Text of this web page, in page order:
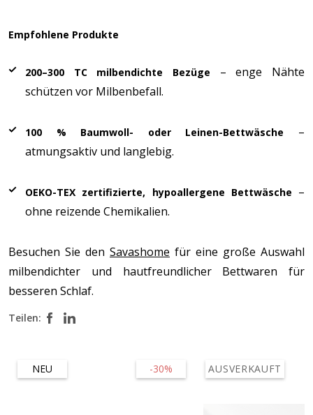
Empfohlene Produkte
200–300 TC milbendichte Bezüge
– enge Nähte
schützen vor Milbenbefall.
100 % Baumwoll- oder Leinen-Bettwäsche
–
atmungsaktiv und langlebig.
OEKO-TEX zertifizierte, hypoallergene Bettwäsche –
ohne reizende Chemikalien.
Besuchen Sie den Savashome für eine große Auswahl
milbendichter und hautfreundlicher Bettwaren für
besseren Schlaf.
Teilen:
-30%
NEU AUSVERKAUFT